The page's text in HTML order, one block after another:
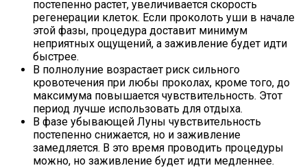
постепенно растет, увеличивается скорость
регенерации клеток. Если проколоть уши в начале
этой фазы, процедура доставит минимум
неприятных ощущений, а заживление будет идти
быстрее.
В полнолуние возрастает риск сильного
кровотечения при любы проколах, кроме того, до
максимума повышается чувствительность. Этот
период лучше использовать для отдыха.
В фазе убывающей Луны чувствительность
постепенно снижается, но и заживление
замедляется. В это время проводить процедуры
можно, но заживление будет идти медленнее.